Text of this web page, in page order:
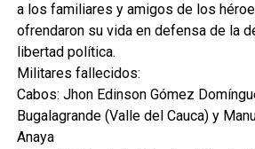
a los familiares y amigos de los
ofrendaron su vida en defensa de la
libertad política.
Militares fallecidos:
Cabos: Jhon Edinson Gómez
Bugalagrande (Valle del Cauca) y
Anaya